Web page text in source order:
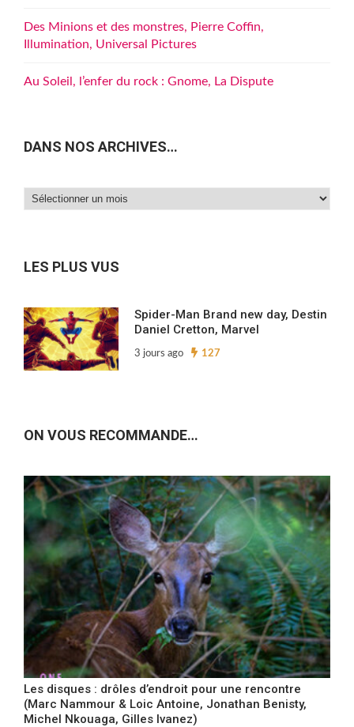
Des Minions et des monstres, Pierre Coffin,
Illumination, Universal Pictures
Au Soleil, l’enfer du rock : Gnome, La Dispute
DANS NOS ARCHIVES…
Dans
LES PLUS VUS
Spider-Man Brand new day, Destin
Daniel Cretton, Marvel
3 jours ago 127
ON VOUS RECOMMANDE…
Les disques : drôles d’endroit pour une rencontre
(Marc Nammour & Loic Antoine, Jonathan Benisty,
Michel Nkouaga, Gilles Ivanez)